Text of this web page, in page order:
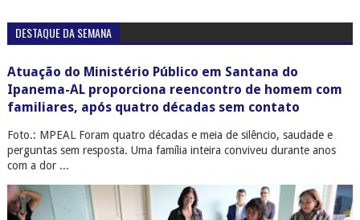
DESTAQUE DA SEMANA
Atuação do Ministério Público em Santana do
Ipanema-AL proporciona reencontro de homem com
familiares, após quatro décadas sem contato
Foto.: MPEAL Foram quatro décadas e meia de silêncio, saudade e
perguntas sem resposta. Uma família inteira conviveu durante anos
com a dor ...